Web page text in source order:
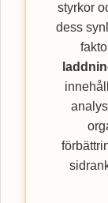
styrkor
dess